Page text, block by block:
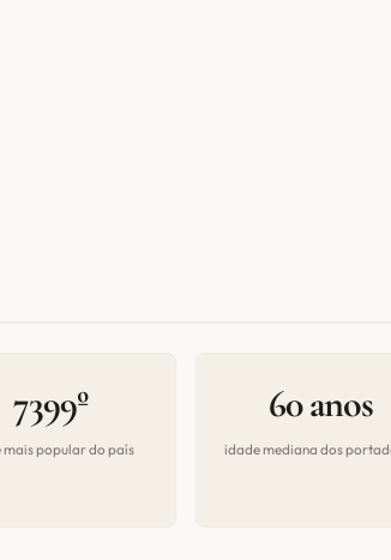
7399º
mais popular do país
60 anos
idade mediana dos